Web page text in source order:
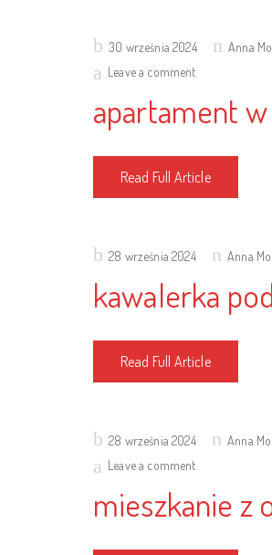
Posted30 września 2024 Anna
Leave a comment
apartament
Read Full Article
Posted28 września 2024 Anna
kawalerka
Read Full Article
Posted28 września 2024 Anna
Leave a comment
mieszkanie z